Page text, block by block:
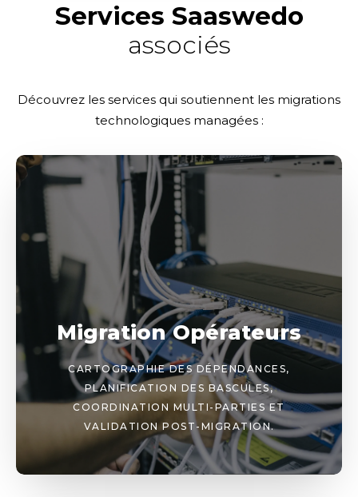
Services Saaswedo
associés
Découvrez les services qui soutiennent les migrations
technologiques managées :
Migration Opérateurs
CARTOGRAPHIE DES DÉPENDANCES,
PLANIFICATION DES BASCULES,
COORDINATION MULTI-PARTIES ET
VALIDATION POST-MIGRATION.